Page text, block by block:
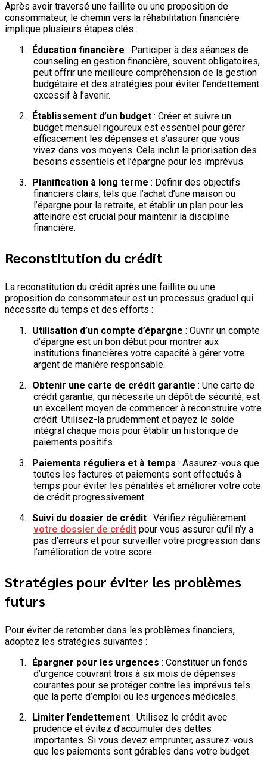
Après avoir traversé une faillite ou une proposition de
consommateur, le chemin vers la réhabilitation financière
implique plusieurs étapes clés :
1.
Éducation financière : Participer à des séances de
counseling en gestion financière, souvent obligatoires,
peut offrir une meilleure compréhension de la gestion
budgétaire et des stratégies pour éviter l’endettement
excessif à l’avenir.
2.
Établissement d’un budget : Créer et suivre un
budget mensuel rigoureux est essentiel pour gérer
efficacement les dépenses et s’assurer que vous
vivez dans vos moyens. Cela inclut la priorisation des
besoins essentiels et l’épargne pour les imprévus.
3.
Planification à long terme : Définir des objectifs
financiers clairs, tels que l’achat d’une maison ou
l’épargne pour la retraite, et établir un plan pour les
atteindre est crucial pour maintenir la discipline
financière.
Reconstitution du crédit
La reconstitution du crédit après une faillite ou une
proposition de consommateur est un processus graduel qui
nécessite du temps et des efforts :
1.
Utilisation d’un compte d’épargne : Ouvrir un compte
d’épargne est un bon début pour montrer aux
institutions financières votre capacité à gérer votre
argent de manière responsable.
2.
Obtenir une carte de crédit garantie : Une carte de
crédit garantie, qui nécessite un dépôt de sécurité, est
un excellent moyen de commencer à reconstruire votre
crédit. Utilisez-la prudemment et payez le solde
intégral chaque mois pour établir un historique de
paiements positifs.
3.
Paiements réguliers et à temps : Assurez-vous que
toutes les factures et paiements sont effectués à
temps pour éviter les pénalités et améliorer votre cote
de crédit progressivement.
4. Suivi du dossier de crédit : Vérifiez régulièrement
votre dossier de crédit pour vous assurer qu’il n’y a
pas d’erreurs et pour surveiller votre progression dans
l’amélioration de votre score.
Stratégies pour éviter les problèmes
futurs
Pour éviter de retomber dans les problèmes financiers,
adoptez les stratégies suivantes :
1.
Épargner pour les urgences : Constituer un fonds
d’urgence couvrant trois à six mois de dépenses
courantes pour se protéger contre les imprévus tels
que la perte d’emploi ou les urgences médicales.
2.
Limiter l’endettement : Utilisez le crédit avec
prudence et évitez d’accumuler des dettes
importantes. Si vous devez emprunter, assurez-vous
que les paiements sont gérables dans votre budget.